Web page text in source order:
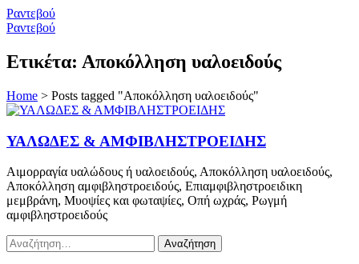
Ραντεβού
Ραντεβού
Ετικέτα: Αποκόλληση υαλοειδούς
Home > Posts tagged "Αποκόλληση υαλοειδούς"
ΥΑΛΩΔΕΣ & ΑΜΦΙΒΛΗΣΤΡΟΕΙΔΗΣ
Αιμορραγία υαλώδους ή υαλοειδούς, Αποκόλληση υαλοειδούς,
Αποκόλληση αμφιβληστροειδούς, Επιαμφιβληστροειδικη
μεμβράνη, Μυοψίες και φωταψίες, Οπή ωχράς, Ρωγμή
αμφιβληστροειδούς
Αναζήτηση
για: